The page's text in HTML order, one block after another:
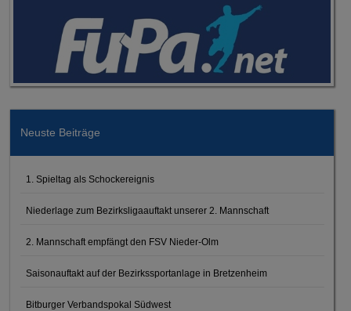
Neuste Beiträge
1. Spieltag als Schockereignis
Niederlage zum Bezirksligaauftakt unserer 2. Mannschaft
2. Mannschaft empfängt den FSV Nieder-Olm
Saisonauftakt auf der Bezirkssportanlage in Bretzenheim
Bitburger Verbandspokal Südwest